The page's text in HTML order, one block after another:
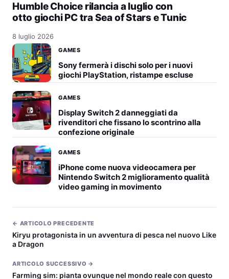
Humble Choice rilancia a luglio con
otto giochi PC tra Sea of Stars e Tunic
8 luglio 2026
GAMES
Sony fermerà i dischi solo per i nuovi
giochi PlayStation, ristampe escluse
GAMES
Display Switch 2 danneggiati da
rivenditori che fissano lo scontrino alla
confezione originale
GAMES
iPhone come nuova videocamera per
Nintendo Switch 2 miglioramento qualità
video gaming in movimento
← ARTICOLO PRECEDENTE
Kiryu protagonista in un avventura di pesca nel nuovo Like
a Dragon
ARTICOLO SUCCESSIVO →
Farming sim: pianta ovunque nel mondo reale con questo